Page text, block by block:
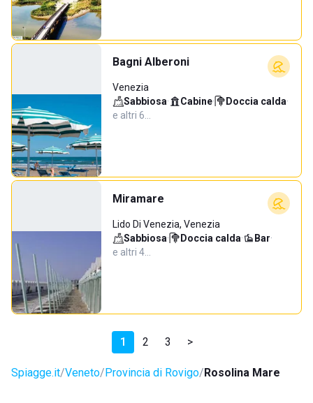
Bagni Alberoni
Venezia
Sabbiosa· Cabine· Doccia calda·
e altri 6…
Miramare
Lido Di Venezia, Venezia
Sabbiosa· Doccia calda· Bar·
e altri 4…
1 2 3 >
Spiagge.it Veneto Provincia di Rovigo Rosolina Mare